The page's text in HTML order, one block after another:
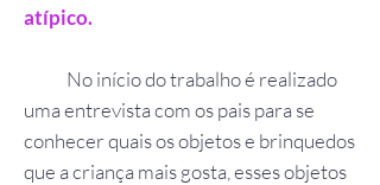
atípico.
No início do trabalho é realizado
uma entrevista com os pais para se
conhecer quais os objetos e brinquedos
que a criança mais gosta, esses objetos